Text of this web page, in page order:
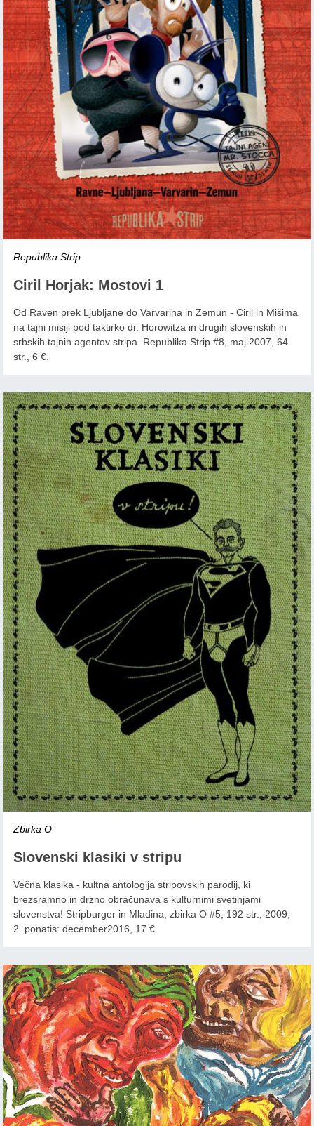
Republika Strip
Ciril Horjak: Mostovi 1
Od Raven prek Ljubljane do Varvarina in Zemun - Ciril in Mišima
na tajni misiji pod taktirko dr. Horowitza in drugih slovenskih in
srbskih tajnih agentov stripa. Republika Strip #8, maj 2007, 64
str., 6 €.
Zbirka O
Slovenski klasiki v stripu
Večna klasika - kultna antologija stripovskih parodij, ki
brezsramno in drzno obračunava s kulturnimi svetinjami
slovenstva! Stripburger in Mladina, zbirka O #5, 192 str., 2009;
2. ponatis: december2016, 17 €.